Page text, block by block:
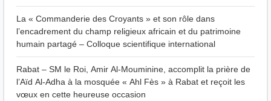
La « Commanderie des Croyants » et son rôle dans
l’encadrement du champ religieux africain et du patrimoine
humain partagé – Colloque scientifique international
Rabat – SM le Roi, Amir Al-Mouminine, accomplit la prière de
l’Aïd Al-Adha à la mosquée « Ahl Fès » à Rabat et reçoit les
vœux en cette heureuse occasion